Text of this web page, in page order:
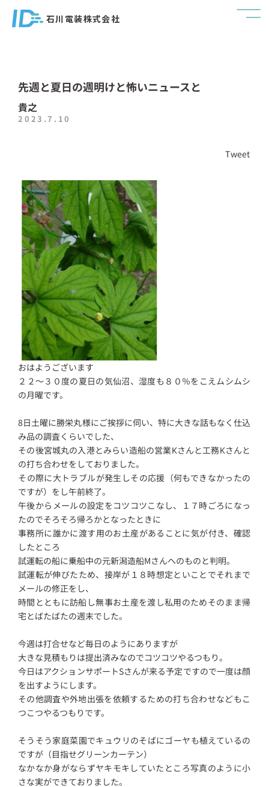
石川電装株式会社
先週と夏日の週明けと怖いニュースと
貴之
2023.7.10
Tweet
おはようございます
２２～３０度の夏日の気仙沼、湿度も８０％をこえムシムシ
の月曜です。
8日土曜に勝栄丸様にご挨拶に伺い、特に大きな話もなく仕込
み品の調査くらいでした、
その後宮城丸の入港とみらい造船の営業Kさんと工務Kさんと
の打ち合わせをしておりました。
その際に大トラブルが発生しその応援（何もできなかったの
ですが）をし午前終了。
午後からメールの設定をコツコツこなし、１７時ごろになっ
たのでそろそろ帰ろかとなったときに
事務所に誰かに渡す用のお土産があることに気が付き、確認
したところ
試運転の船に乗船中の元新潟造船Mさんへのものと判明。
試運転が伸びたため、接岸が１８時想定といことでそれまで
メールの修正をし、
時間とともに訪船し無事お土産を渡し私用のためそのまま帰
宅とばたばたの週末でした。
今週は打合せなど毎日のようにありますが
大きな見積もりは提出済みなのでコツコツやるつもり。
今日はアクションサポートSさんが来る予定ですので一度は顔
を出すようにします。
その他調査や外地出張を依頼するための打ち合わせなどもこ
つこつやるつもりです。
そうそう家庭菜園でキュウリのそばにゴーヤも植えているの
ですが（目指せグリーンカーテン）
なかなか身がならずヤキモキしていたところ写真のように小
さな実ができておりました。